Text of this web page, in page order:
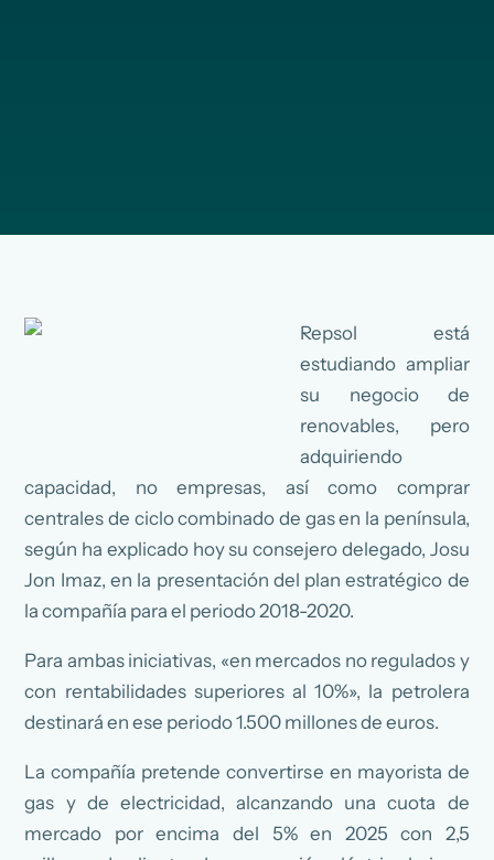
Repsol está
estudiando ampliar
su negocio de
renovables, pero
adquiriendo
capacidad, no empresas, así como comprar
centrales de ciclo combinado de gas en la península,
según ha explicado hoy su consejero delegado, Josu
Jon Imaz, en la presentación del plan estratégico de
la compañía para el periodo 2018-2020.
Para ambas iniciativas, «en mercados no regulados y
con rentabilidades superiores al 10%», la petrolera
destinará en ese periodo 1.500 millones de euros.
La compañía pretende convertirse en mayorista de
gas y de electricidad, alcanzando una cuota de
mercado por encima del 5% en 2025 con 2,5